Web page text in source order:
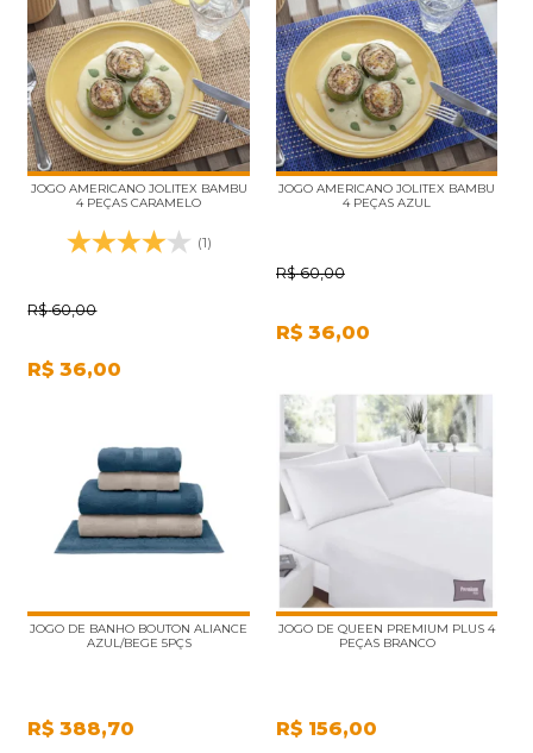
JOGO AMERICANO JOLITEX BAMBU
4 PEÇAS CARAMELO
(1)
R$ 60,00
R$ 36,00
JOGO AMERICANO JOLITEX BAMBU
4 PEÇAS AZUL
R$ 60,00
R$ 36,00
JOGO DE BANHO BOUTON ALIANCE
AZUL/BEGE 5PÇS
R$ 388,70
JOGO DE QUEEN PREMIUM PLUS 4
PEÇAS BRANCO
R$ 156,00